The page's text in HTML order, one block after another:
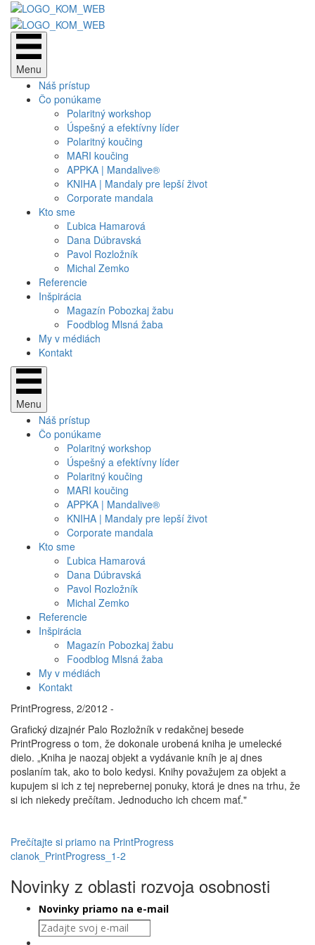
Menu
Náš prístup
Čo ponúkame
Polaritný workshop
Úspešný a efektívny líder
Polaritný koučing
MARI koučing
APPKA | Mandalive®
KNIHA | Mandaly pre lepší život
Corporate mandala
Kto sme
Ľubica Hamarová
Dana Dúbravská
Pavol Rozložník
Michal Zemko
Referencie
Inšpirácia
Magazín Pobozkaj žabu
Foodblog Mlsná žaba
My v médiách
Kontakt
Menu
Náš prístup
Čo ponúkame
Polaritný workshop
Úspešný a efektívny líder
Polaritný koučing
MARI koučing
APPKA | Mandalive®
KNIHA | Mandaly pre lepší život
Corporate mandala
Kto sme
Ľubica Hamarová
Dana Dúbravská
Pavol Rozložník
Michal Zemko
Referencie
Inšpirácia
Magazín Pobozkaj žabu
Foodblog Mlsná žaba
My v médiách
Kontakt
PrintProgress, 2/2012 -
Grafický dizajnér Palo Rozložník v redakčnej besede
PrintProgress o tom, že dokonale urobená kniha je umelecké
dielo. „Kniha je naozaj objekt a vydávanie kníh je aj dnes
poslaním tak, ako to bolo kedysi. Knihy považujem za objekt a
kupujem si ich z tej neprebernej ponuky, ktorá je dnes na trhu, že
si ich niekedy prečítam. Jednoducho ich chcem mať."
Prečítajte si priamo na PrintProgress
clanok_PrintProgress_1-2
Novinky z oblasti rozvoja osobnosti
Novinky priamo na e-mail